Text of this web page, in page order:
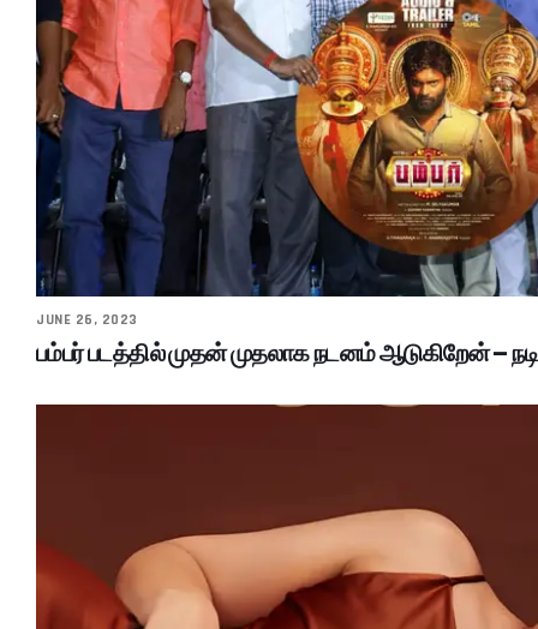
JUNE 26, 2023
பம்பர் படத்தில் முதன் முதலாக நடனம் ஆடுகிறேன் –